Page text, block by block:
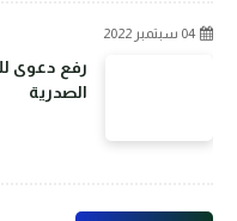
04 سبتمبر 2022
رفع دعوى
الصدرية